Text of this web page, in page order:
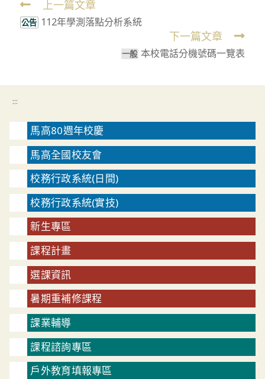
Read
more
上一篇文章
公告 112年學測落點分析系統
下一篇文章
一般 本校電話分機號碼一覽表
:::
馬高80週年校慶
馬高全國校友會
校務行政系統(日間)
校務行政系統(實技)
新生專區
課程計畫
選課資訊
暑期重補修課程
課業輔導
課程諮詢專區
戶外教育填報專區